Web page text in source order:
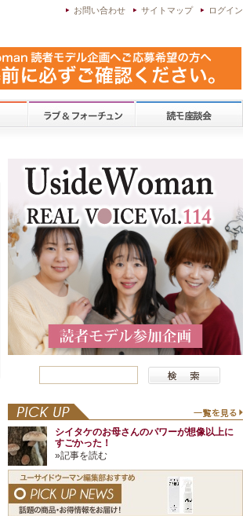
ログイン
サイトマップ
お問い合わせ
シイタケのお母さんのパワーが想像以上に
すごかった！
»記事を読む